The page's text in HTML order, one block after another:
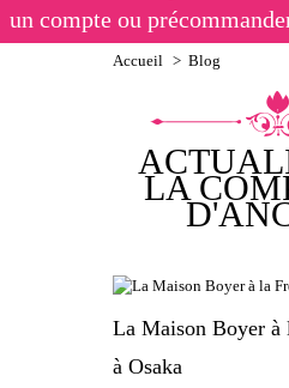
un compte ou
Accueil > Blog
LA
La Maison Boyer à
à Osaka